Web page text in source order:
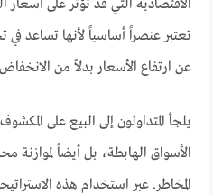
الاقتصادية التي قد تؤثر على أسعار
تعتبر عنصراً أساسياً لأنها تساعد في
عن ارتفاع الأسعار بدلاً من
يلجأ المتداولون إلى البيع على
الأسواق الهابطة، بل أيضاً لموازنة
المخاطر. عبر استخدام هذه